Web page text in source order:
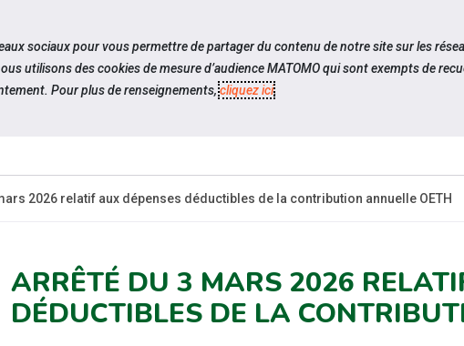
2026 relatif aux dépenses déductibles de la contribution annuelle OETH
ARRÊTÉ DU 3 MARS 2026
DÉDUCTIBLES DE LA
sociaux pour vous permettre de partager du contenu de notre site sur les
utilisons des cookies de mesure d’audience MATOMO qui sont exempts de
Pour plus de renseignements,cliquez ici.